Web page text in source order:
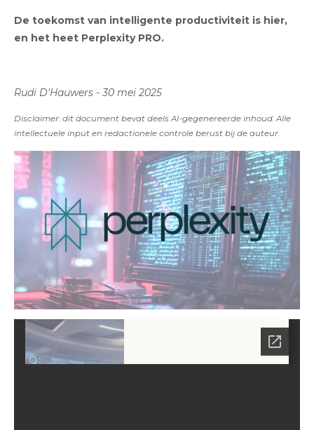
De toekomst van intelligente productiviteit is hier,
en het heet Perplexity PRO.
Rudi D'Hauwers - 30 mei 2025
Disclaimer: dit document bevat deels AI-gegenereerde inhoud. Alle
intellectuele input en redactionele controle berust bij de auteur.